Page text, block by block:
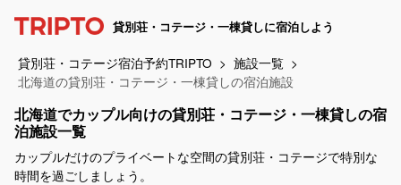
貸別荘・コテージ・一棟貸しに宿泊しよう
貸別荘・コテージ宿泊予約TRIPTO
施設一覧
北海道の貸別荘・コテージ・一棟貸しの宿泊施設
北海道でカップル向けの貸別荘・コテージ・一棟貸しの宿
泊施設一覧
カップルだけのプライベートな空間の貸別荘・コテージで特別な
時間を過ごしましょう。